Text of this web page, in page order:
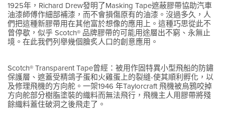
1925年，Richard Drew發明了Masking Tape遮蔽膠帶協助汽車
油漆師傅作細部補漆，而不會損傷原有的油漆。沒過多久，人
們把這種新膠帶用在其他富於想像的應用上。這種巧思從此不
曾停歇，似乎 Scotch® 品牌膠帶的可能用途層出不窮、永無止
境。在此我們列舉幾個膾炙人口的創意應用。
Scotch® Transparent Tape曾經：被用作固特異小型飛船的防鏽
保護層、遮蓋受精鴿子蛋和火雞蛋上的裂縫-使其順利孵化，以
及修理飛機的方向舵。一架1946 年Taylorcraft 飛機被烏鴉咬掉
方向舵部分樹脂塗裝的織料而無法飛行，飛機主人用膠帶將殘
餘織料蓋住破洞之後飛走了。